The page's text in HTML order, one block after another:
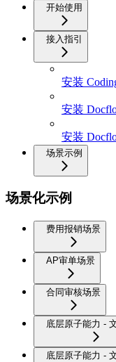
开始使用
接入指引
安装
安装
安装
场景示例
场景化示例
费用报销场景
AP审单场景
合同审核场景
底层原子能力 -
底层原子能力 -